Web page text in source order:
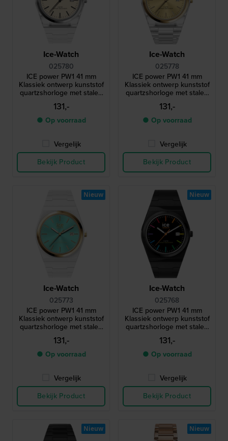
Ice-Watch
025780
ICE power PW1 41 mm
Klassiek ontwerp kunststof
quartzshorloge met stalen
lunette en saffierglas
131,-
● Op voorraad
Vergelijk
Bekijk Product
Ice-Watch
025778
ICE power PW1 41 mm
Klassiek ontwerp kunststof
quartzshorloge met stalen
lunette en saffierglas
131,-
● Op voorraad
Vergelijk
Bekijk Product
Ice-Watch
025773
ICE power PW1 41 mm
Klassiek ontwerp kunststof
quartzshorloge met stalen
lunette en saffierglas
131,-
● Op voorraad
Vergelijk
Bekijk Product
Nieuw
Ice-Watch
025768
ICE power PW1 41 mm
Klassiek ontwerp kunststof
quartzshorloge met stalen
lunette en saffierglas
131,-
● Op voorraad
Vergelijk
Bekijk Product
Nieuw
Nieuw Nieuw